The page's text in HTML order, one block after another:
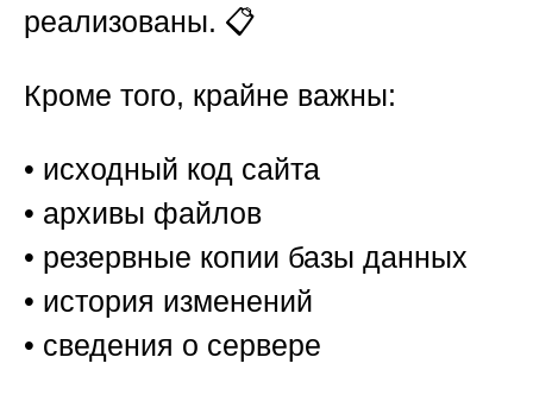
реализованы. 📋
Кроме того, крайне важны:
• исходный код сайта
• архивы файлов
• резервные копии базы данных
• история изменений
• сведения о сервере